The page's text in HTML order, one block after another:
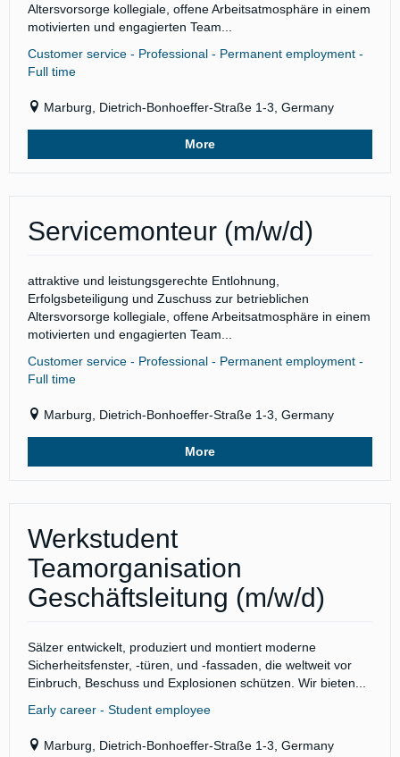
Altersvorsorge kollegiale, offene Arbeitsatmosphäre in einem
motivierten und engagierten Team...
Customer service - Professional - Permanent employment -
Full time
Marburg, Dietrich-Bonhoeffer-Straße 1-3, Germany
More
Servicemonteur (m/w/d)
attraktive und leistungsgerechte Entlohnung,
Erfolgsbeteiligung und Zuschuss zur betrieblichen
Altersvorsorge kollegiale, offene Arbeitsatmosphäre in einem
motivierten und engagierten Team...
Customer service - Professional - Permanent employment -
Full time
Marburg, Dietrich-Bonhoeffer-Straße 1-3, Germany
More
Werkstudent
Teamorganisation
Geschäftsleitung (m/w/d)
Sälzer entwickelt, produziert und montiert moderne
Sicherheitsfenster, -türen, und -fassaden, die weltweit vor
Einbruch, Beschuss und Explosionen schützen. Wir bieten...
Early career - Student employee
Marburg, Dietrich-Bonhoeffer-Straße 1-3, Germany